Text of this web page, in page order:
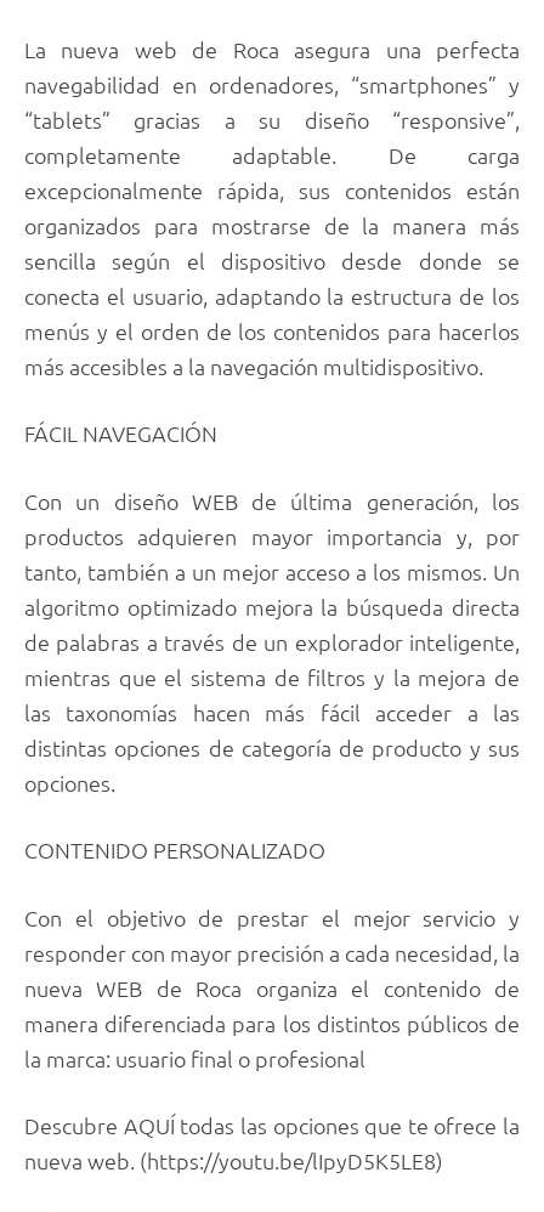
La nueva web de Roca asegura una perfecta
navegabilidad en ordenadores, “smartphones” y
“tablets” gracias a su diseño “responsive”,
completamente adaptable. De carga
excepcionalmente rápida, sus contenidos están
organizados para mostrarse de la manera más
sencilla según el dispositivo desde donde se
conecta el usuario, adaptando la estructura de los
menús y el orden de los contenidos para hacerlos
más accesibles a la navegación multidispositivo.
FÁCIL NAVEGACIÓN
Con un diseño WEB de última generación, los
productos adquieren mayor importancia y, por
tanto, también a un mejor acceso a los mismos. Un
algoritmo optimizado mejora la búsqueda directa
de palabras a través de un explorador inteligente,
mientras que el sistema de filtros y la mejora de
las taxonomías hacen más fácil acceder a las
distintas opciones de categoría de producto y sus
opciones.
CONTENIDO PERSONALIZADO
Con el objetivo de prestar el mejor servicio y
responder con mayor precisión a cada necesidad, la
nueva WEB de Roca organiza el contenido de
manera diferenciada para los distintos públicos de
la marca: usuario final o profesional
Descubre AQUÍ todas las opciones que te ofrece la
nueva web. (https://youtu.be/lIpyD5K5LE8)